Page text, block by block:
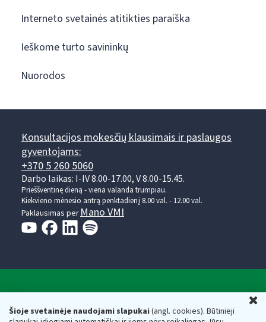
Šioje svetainėje naudojami slapukai(angl. cookies). Būtinieji
Interneto svetainės atitikties paraiška
Ieškome turto savininkų
Nuorodos
Konsultacijos mokesčių klausimais ir paslaugos
gyventojams:
+370 5 260 5060
Darbo laikas: I-IV 8.00-17.00, V 8.00-15.45.
Prieššventinę dieną - viena valanda trumpiau.
Kiekvieno mėnesio antrą penktadienį 8.00 val. - 12.00 val.
Paklausimas per Mano VMI
Respublikos finansų ministerijos